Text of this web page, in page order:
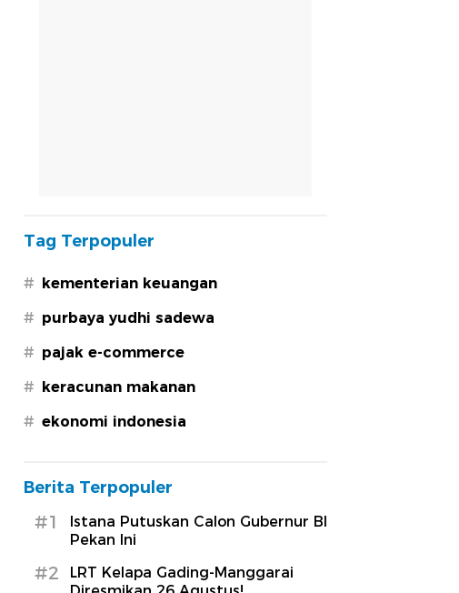
Tag Terpopuler
# kementerian keuangan
# purbaya yudhi sadewa
# pajak e-commerce
# keracunan makanan
# ekonomi indonesia
Berita Terpopuler
#1
Istana Putuskan Calon Gubernur BI
Pekan Ini
#2
LRT Kelapa Gading-Manggarai